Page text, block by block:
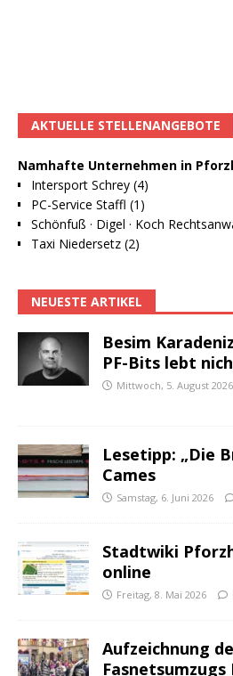
AKTUELLE STELLENANGEBOTE
Namhafte Unternehmen in
Intersport Schrey (4)
PC-Service Staffl (1)
Schönfuß · Digel · Koch
Taxi Niedersetz (2)
NEUESTE ARTIKEL
Besim
PF-Bits lebt
Mittwoch, 5. August 2026
Lesetipp: „Die
Cames
Samstag, 6. Juni 2026
Stadtwiki
online
Freitag, 8. Mai 2026
Aufzeichnung